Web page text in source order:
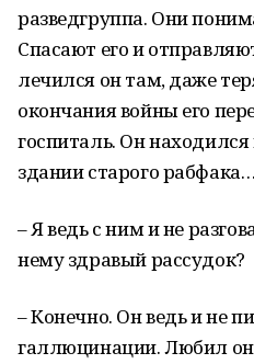
разведгруппа. Они
Спасают его и
лечился он там, даже
окончания войны его
госпиталь. Он находился
здании старого рабфака…
– Я ведь с ним и не
нему здравый рассудок?
– Конечно. Он ведь и не
галлюцинации. Любил